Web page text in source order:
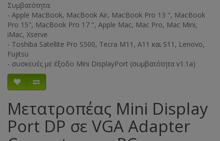
Συμβατότητα:
- Apple MacBook, MacBook Air, MacBook Pro 13 ", MacBook
Pro 15", MacBook Pro 17 ", Apple Mac, Mac Pro, Mac Mini,
iMac, Xserve
- Toshiba Satellite Pro S500, Tecra M11, A11 και S11, Lenovo,
Fujitsu
- συσκευές με έξοδο Mini DisplayPort (συμβατότητα v1.1a)
Μετατροπέας Mini Display
Port DP σε VGA Adapter